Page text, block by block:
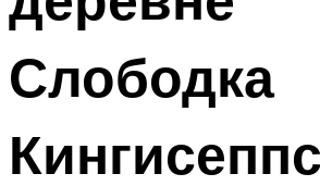
Слободка